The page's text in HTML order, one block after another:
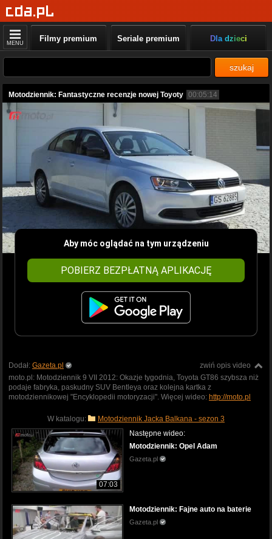
MENU Filmy premium Seriale premium Dla dzieci
szukaj
Motodziennik: Fantastyczne recenzje nowej Toyoty 00:05:14
Aby móc oglądać na tym urządzeniu
POBIERZ BEZPŁATNĄ APLIKACJĘ
zwiń opis video
Dodał: Gazeta.pl
moto.pl: Motodziennik 9 VII 2012: Okazje tygodnia, Toyota GT86 szybsza niż
podaje fabryka, paskudny SUV Bentleya oraz kolejna kartka z
motodziennikowej "Encyklopedii motoryzacji". Więcej wideo: http://moto.pl
W katalogu: Motodziennik Jacka Balkana - sezon 3
07:03
Następne wideo:
Motodziennik: Opel Adam
Gazeta.pl
Motodziennik: Fajne auto na baterie
Gazeta.pl